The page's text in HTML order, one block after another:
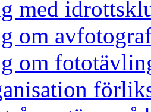
med
om
om